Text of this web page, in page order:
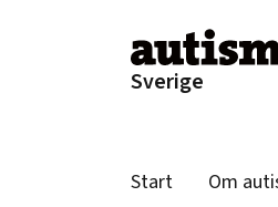
Sverige
Start Om